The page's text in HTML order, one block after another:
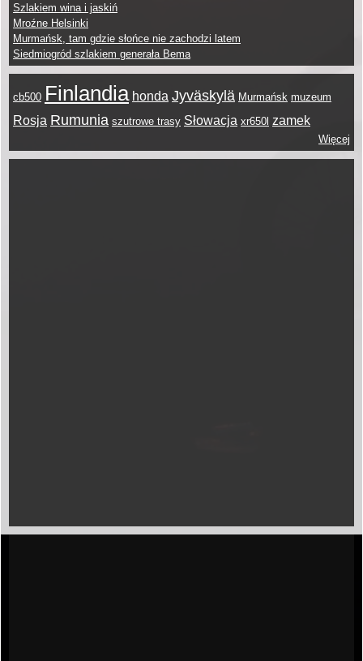
Szlakiem wina i jaskiń
Mroźne Helsinki
Murmańsk, tam gdzie słońce nie zachodzi latem
Siedmiogród szlakiem generała Bema
cb500 Finlandia honda Jyväskylä Murmańsk muzeum
Rosja Rumunia szutrowe trasy Słowacja xr650l zamek
Więcej